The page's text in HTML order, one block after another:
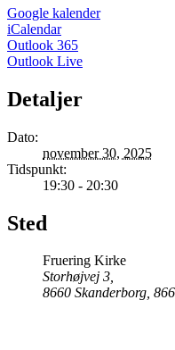
Google kalender
iCalendar
Outlook 365
Outlook Live
Detaljer
Dato:
november 30, 2025
Tidspunkt:
19:30 - 20:30
Sted
Fruering Kirke
Storhøjvej 3,
8660 Skanderborg,